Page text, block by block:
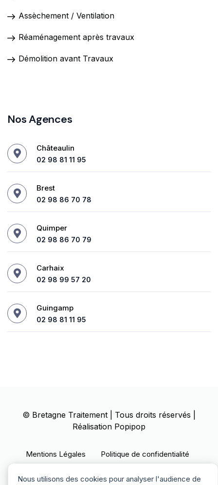
Nous utilisons des cookies pour analyser l'audience de
Assèchement / Ventilation
Réaménagement après travaux
Démolition avant Travaux
Nos Agences
Châteaulin
02 98 81 11 95
Brest
02 98 86 70 78
Quimper
02 98 86 70 79
Carhaix
02 98 99 57 20
Guingamp
02 98 81 11 95
© Bretagne Traitement | Tous droits réservés |
Réalisation Popipop
Mentions Légales
Politique de confidentialité